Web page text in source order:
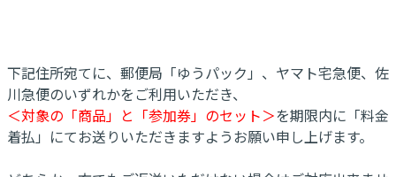
下記住所宛てに、郵便局「ゆうパック」、ヤマト宅急便、佐
川急便のいずれかをご利用いただき、
＜対象の「商品」と「参加券」のセット＞を期限内に「料金
着払」にてお送りいただきますようお願い申し上げます。